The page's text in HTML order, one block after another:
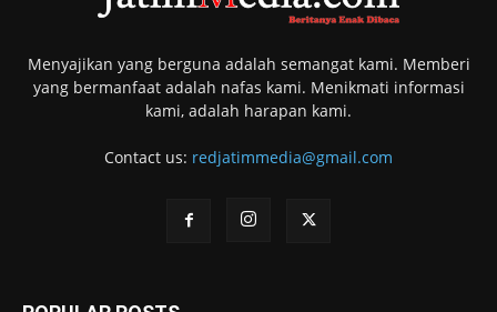
Menyajikan yang berguna adalah semangat kami. Memberi
yang bermanfaat adalah nafas kami. Menikmati informasi
kami, adalah harapan kami.
Contact us: redjatimmedia@gmail.com